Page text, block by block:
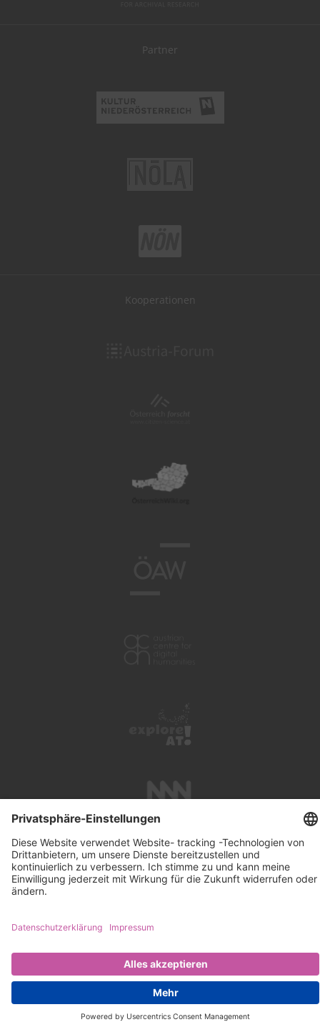
Partner
Kooperationen
UNTERSTÜTZUNG SUCHE
IMPRESSUM
KONTAKT